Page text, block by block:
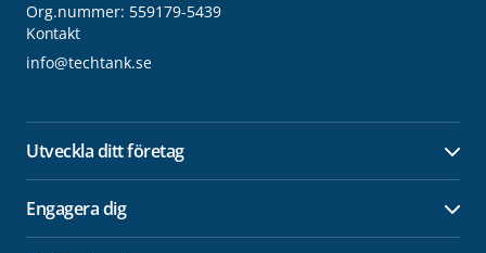
Org.nummer: 559179-5439
Kontakt
info@techtank.se
Utveckla ditt företag
Engagera dig